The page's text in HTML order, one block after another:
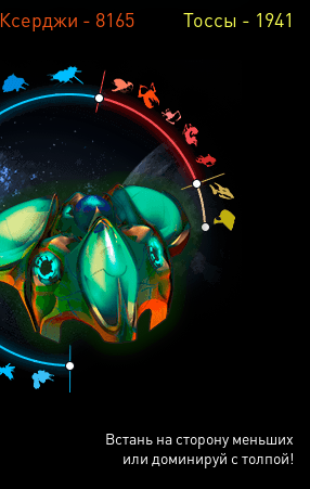
Ксерджи - 8165 Тоссы - 1941
Встань на сторону меньших
или доминируй с толпой!